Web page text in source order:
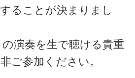
することが決まりまし
演奏を生で聴ける貴重
ご参加ください。